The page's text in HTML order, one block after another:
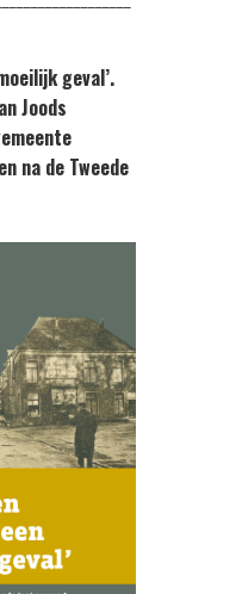
geval’.
Joods
na de Tweede